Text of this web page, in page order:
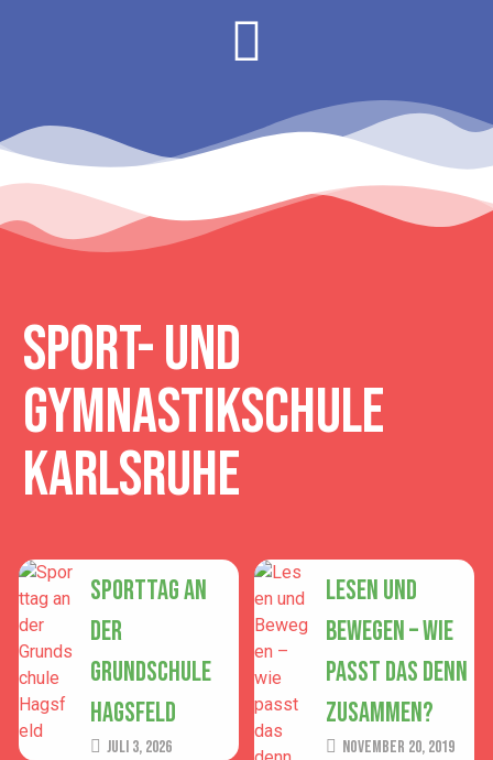
Sport- und
Gymnastikschule
Karlsruhe
Sporttag an
der
Grundschule
Hagsfeld
Juli 3, 2026
Lesen und
Bewegen – wie
passt das denn
zusammen?
November 20, 2019